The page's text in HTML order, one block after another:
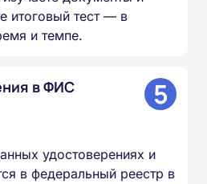
итоговый тест — в
и темпе.
в ФИС
5
удостоверениях и
в федеральный реестр в